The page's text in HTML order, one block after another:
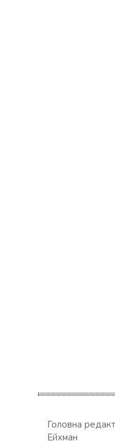
Головна
Ейхман